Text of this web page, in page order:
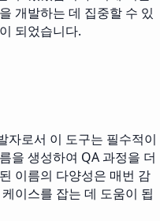
개발하는 데 집중할 수 있
되었습니다.
자로서 이 도구는 필수적이
을 생성하여 QA 과정을 더
이름의 다양성은 매번 감
이스를 잡는 데 도움이 됩